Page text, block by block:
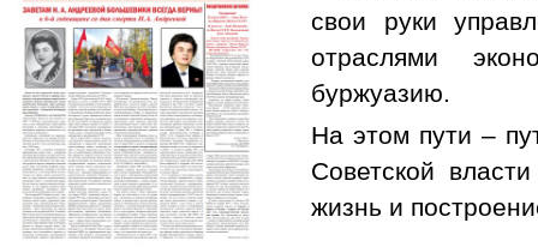
свои руки
отраслями
буржуазию.
На этом пути –
Советской
жизнь и